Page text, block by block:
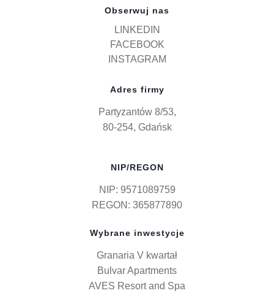
Obserwuj nas
LINKEDIN
FACEBOOK
INSTAGRAM
Adres firmy
Partyzantów 8/53,
80-254, Gdańsk
NIP/REGON
NIP: 9571089759
REGON: 365877890
Wybrane inwestycje
Granaria V kwartał
Bulvar Apartments
AVES Resort and Spa